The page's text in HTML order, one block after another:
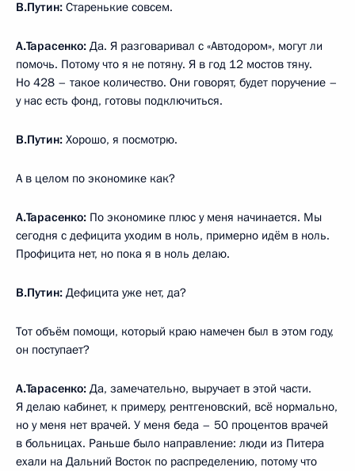
В.Путин: Старенькие совсем.
А.Тарасенко: Да. Я разговаривал с «Автодором», могут ли
помочь. Потому что я не потяну. Я в год 12 мостов тяну.
Но 428 – такое количество. Они говорят, будет поручение –
у нас есть фонд, готовы подключиться.
В.Путин: Хорошо, я посмотрю.
А в целом по экономике как?
А.Тарасенко: По экономике плюс у меня начинается. Мы
сегодня с дефицита уходим в ноль, примерно идём в ноль.
Профицита нет, но пока я в ноль делаю.
В.Путин: Дефицита уже нет, да?
Тот объём помощи, который краю намечен был в этом году,
он поступает?
А.Тарасенко: Да, замечательно, выручает в этой части.
Я делаю кабинет, к примеру, рентгеновский, всё нормально,
но у меня нет врачей. У меня беда – 50 процентов врачей
в больницах. Раньше было направление: люди из Питера
ехали на Дальний Восток по распределению, потому что